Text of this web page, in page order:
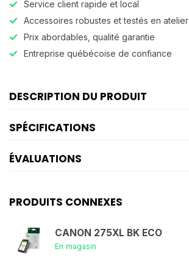
Service client rapide et local
Accessoires robustes et testés en atelier
Prix abordables, qualité garantie
Entreprise québécoise de confiance
DESCRIPTION DU PRODUIT
SPÉCIFICATIONS
ÉVALUATIONS
PRODUITS CONNEXES
CANON 275XL BK ECO
En magasin